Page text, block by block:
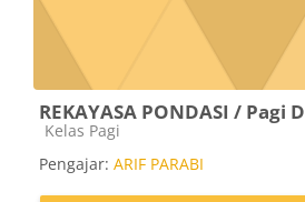
REKAYASA PONDASI / Pagi D
Kategori kursus
Kelas Pagi
Pengajar: ARIF PARABI